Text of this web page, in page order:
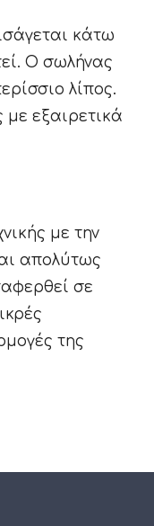
κάτω
Ο σωλήνας
λίπος.
με εξαιρετικά
με την
απολύτως
σε
της